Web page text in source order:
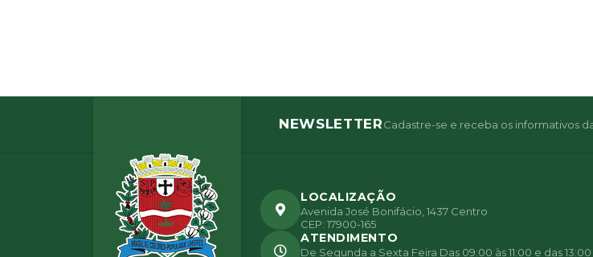
NEWSLETTERCadastre-se e receba os informativos
LOCALIZAÇÃO
Avenida José Bonifácio, 1437 Centro
CEP: 17900-165
ATENDIMENTO
De Segunda a Sexta Feira Das 09:00 às 11:00 e das 13:00